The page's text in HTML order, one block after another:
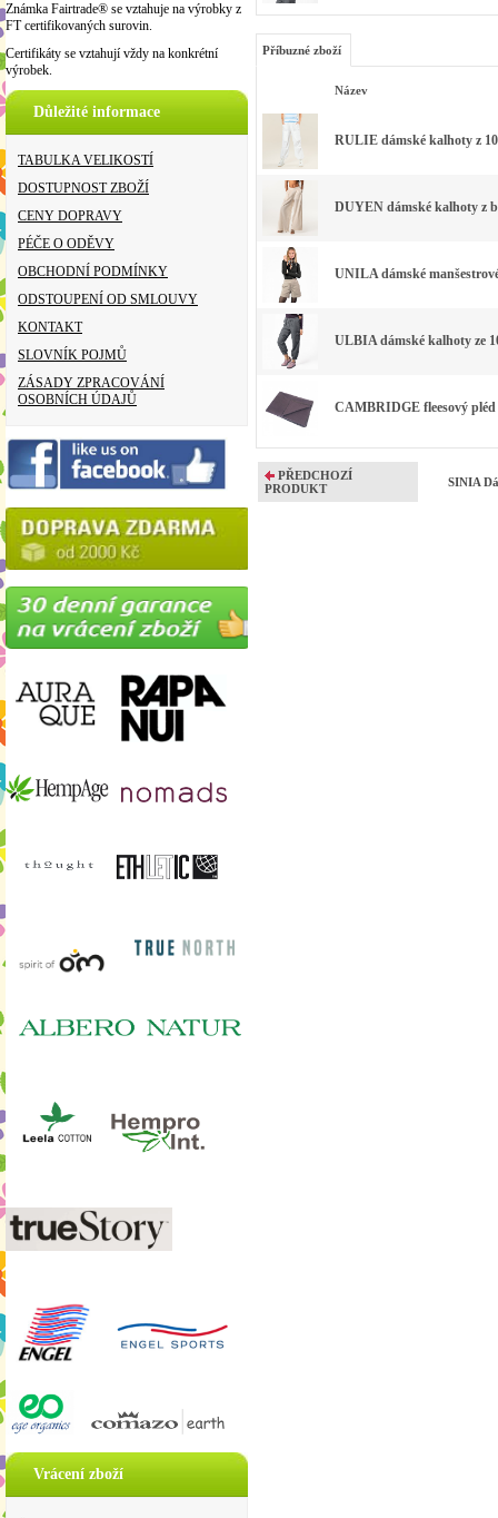
Známka Fairtrade® se vztahuje na výrobky z
FT certifikovaných surovin.
Certifikáty se vztahují vždy na konkrétní
výrobek.
Důležité informace
TABULKA VELIKOSTÍ
DOSTUPNOST ZBOŽÍ
CENY DOPRAVY
PÉČE O ODĚVY
OBCHODNÍ PODMÍNKY
ODSTOUPENÍ OD SMLOUVY
KONTAKT
SLOVNÍK POJMŮ
ZÁSADY ZPRACOVÁNÍ
OSOBNÍCH ÚDAJŮ
Vrácení zboží
Příbuzné zboží
Název
RULIE dámské kalhoty z
DUYEN dámské kalhoty z
UNILA dámské
ULBIA dámské kalhoty ze
CAMBRIDGE fleesový
PŘEDCHOZÍ
PRODUKT
SINIA